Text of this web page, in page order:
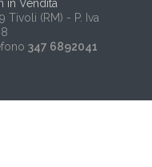
in Vendita
Tivoli (RM) - P. Iva
347 6892041